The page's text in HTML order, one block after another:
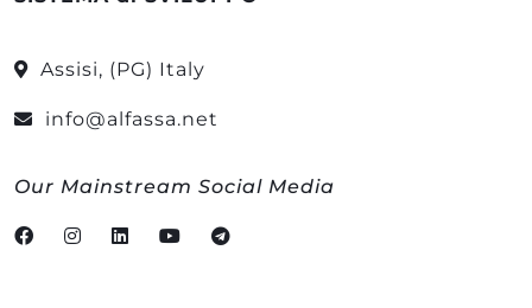
Assisi, (PG) Italy
info@alfassa.net
Our Mainstream Social Media